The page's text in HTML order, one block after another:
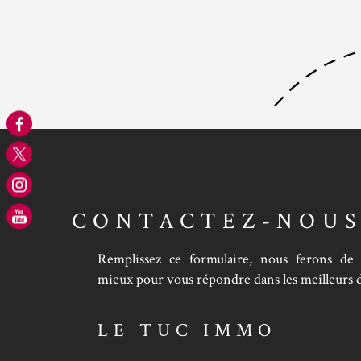
CONTACTEZ-NOUS
Remplissez ce formulaire, nous ferons de
mieux pour vous répondre dans les meilleurs
LE TUC IMMO